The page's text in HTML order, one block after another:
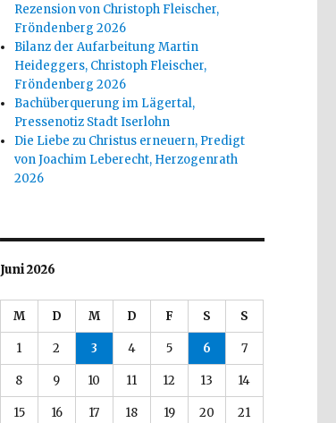
Rezension von Christoph Fleischer,
Fröndenberg 2026
Bilanz der Aufarbeitung Martin
Heideggers, Christoph Fleischer,
Fröndenberg 2026
Bachüberquerung im Lägertal,
Pressenotiz Stadt Iserlohn
Die Liebe zu Christus erneuern, Predigt
von Joachim Leberecht, Herzogenrath
2026
Juni 2026
M D M D F S S
1 2 3 4 5 6 7
8 9 10 11 12 13 14
15 16 17 18 19 20 21